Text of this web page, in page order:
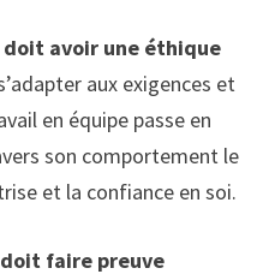
doit avoir une éthique
aux exigences et
en équipe passe en
son comportement le
et la confiance en soi.
doit faire preuve